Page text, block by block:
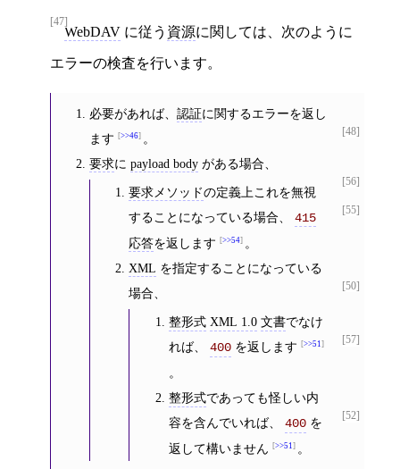
[47]
WebDAV に従う 資源に関しては、次のように
エラーの検査を行います。
[48]
必要があれば、認証に関するエラーを返し
ます >>46 。
[56]
要求にpayload body がある場合、
[55]
要求メソッドの定義上これを無視
することになっている場合、415
応答を返します >>54 。
[50]
XML を指定することになっている
場合、
[57]
整形式 XML 1.0 文書でなけ
れば、 400 を返します >>51
。
[52]
整形式であっても怪しい内
容を含んでいれば、 400を
返して構いません
>>51 。